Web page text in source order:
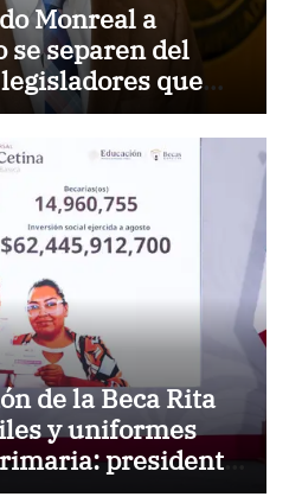
Monreal a
se separen del
que
de la Beca Rita
y uniformes
presidenta